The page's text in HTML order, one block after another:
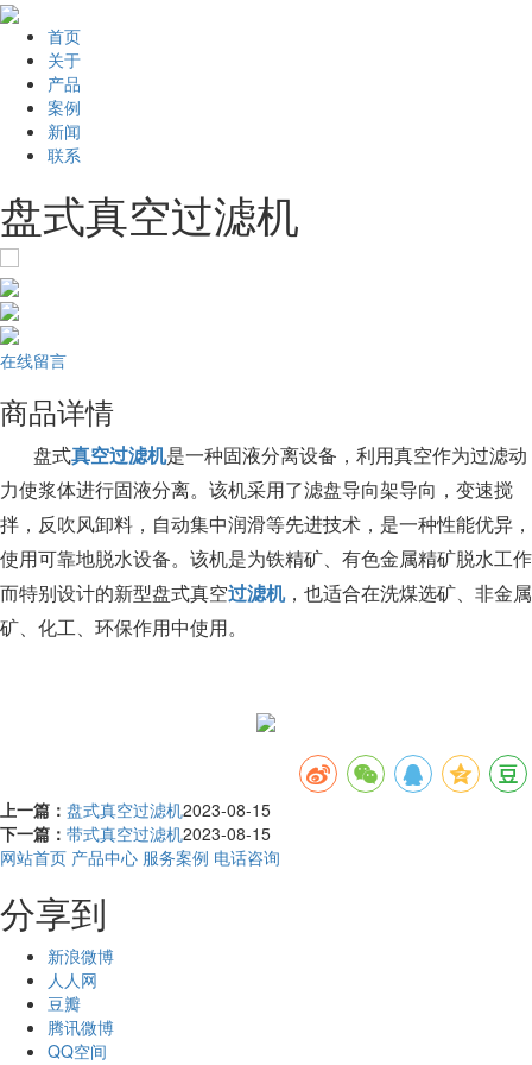
首页
关于
产品
案例
新闻
联系
盘式真空过滤机
在线留言
商品详情
盘式真空过滤机是一种固液分离设备，利用真空作为过滤动
力使浆体进行固液分离。该机采用了滤盘导向架导向，变速搅
拌，反吹风卸料，自动集中润滑等先进技术，是一种性能优异，
使用可靠地脱水设备。该机是为铁精矿、有色金属精矿脱水工作
而特别设计的新型盘式真空过滤机，也适合在洗煤选矿、非金属
矿、化工、环保作用中使用。
上一篇： 盘式真空过滤机2023-08-15
下一篇： 带式真空过滤机2023-08-15
网站首页 产品中心 服务案例 电话咨询
分享到
新浪微博
人人网
豆瓣
腾讯微博
QQ空间